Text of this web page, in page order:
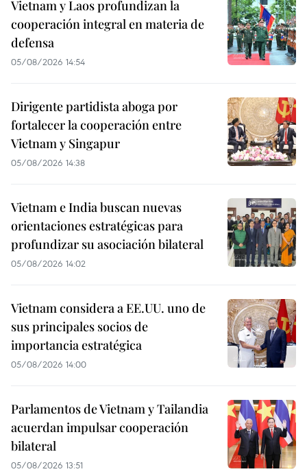
Vietnam y Laos profundizan la
cooperación integral en materia de
defensa
05/08/2026 14:54
Dirigente partidista aboga por
fortalecer la cooperación entre
Vietnam y Singapur
05/08/2026 14:38
Vietnam e India buscan nuevas
orientaciones estratégicas para
profundizar su asociación bilateral
05/08/2026 14:02
Vietnam considera a EE.UU. uno de
sus principales socios de
importancia estratégica
05/08/2026 14:00
Parlamentos de Vietnam y Tailandia
acuerdan impulsar cooperación
bilateral
05/08/2026 13:51